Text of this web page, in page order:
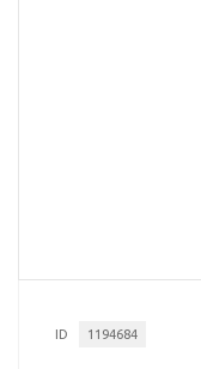
ID 1194684